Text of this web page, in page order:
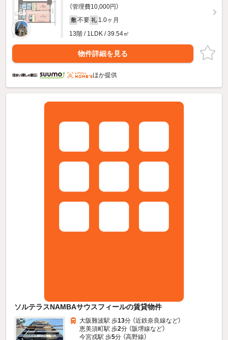
（管理費10,000円）
敷 不要 礼 1.0ヶ月
13階 / 1LDK / 39.54㎡
物件詳細を見る
ほか提供
ソルテラスNAMBAサウスフィールの賃貸物件
大阪難波駅 歩13分 （近鉄奈良線など）
恵美須町駅 歩2分 （阪堺線など）
今宮戎駅 歩5分 （高野線）